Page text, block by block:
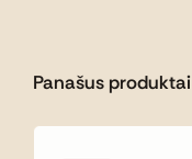
Panašus produktai